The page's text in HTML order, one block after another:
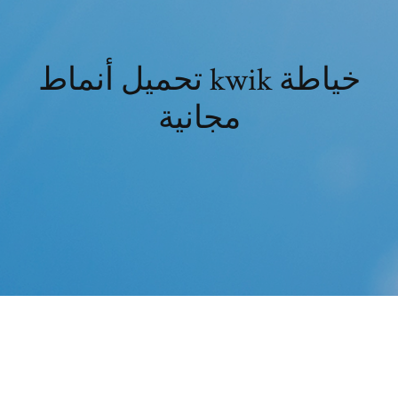
تحميل أنماط kwik خياطة
مجانية